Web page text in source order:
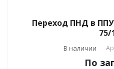
Переход ПНД в ППУ
75/
В наличии
По